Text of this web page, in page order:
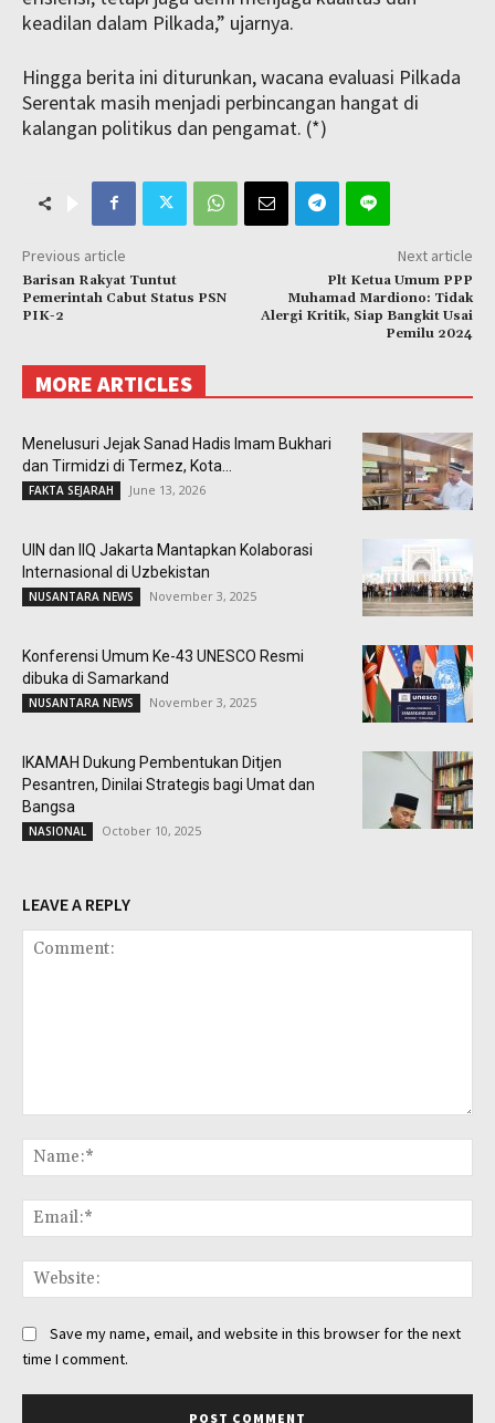
keadilan dalam Pilkada,” ujarnya.
Hingga berita ini diturunkan, wacana evaluasi Pilkada
Serentak masih menjadi perbincangan hangat di
kalangan politikus dan pengamat. (*)
Previous article
Barisan Rakyat Tuntut
Pemerintah Cabut Status PSN
PIK-2
Next article
Plt Ketua Umum PPP
Muhamad Mardiono: Tidak
Alergi Kritik, Siap Bangkit Usai
Pemilu 2024
MORE ARTICLES
Menelusuri Jejak Sanad Hadis Imam Bukhari
dan Tirmidzi di Termez, Kota...
FAKTA SEJARAH June 13, 2026
UIN dan IIQ Jakarta Mantapkan Kolaborasi
Internasional di Uzbekistan
NUSANTARA NEWS November 3, 2025
Konferensi Umum Ke-43 UNESCO Resmi
dibuka di Samarkand
NUSANTARA NEWS November 3, 2025
IKAMAH Dukung Pembentukan Ditjen
Pesantren, Dinilai Strategis bagi Umat dan
Bangsa
NASIONAL October 10, 2025
LEAVE A REPLY
Save my name, email, and website in this browser for the next
time I comment.